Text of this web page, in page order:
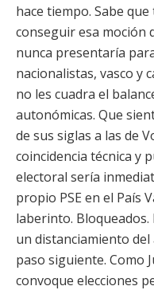
hace tiempo. Sabe
conseguir esa moción
nunca presentaría
nacionalistas, vasco y
no les cuadra el
autonómicas. Que
de sus siglas a las de
coincidencia técnica y
electoral sería
propio PSE en el País
laberinto. Bloqueados.
un distanciamiento
paso siguiente. Como
convoque elecciones